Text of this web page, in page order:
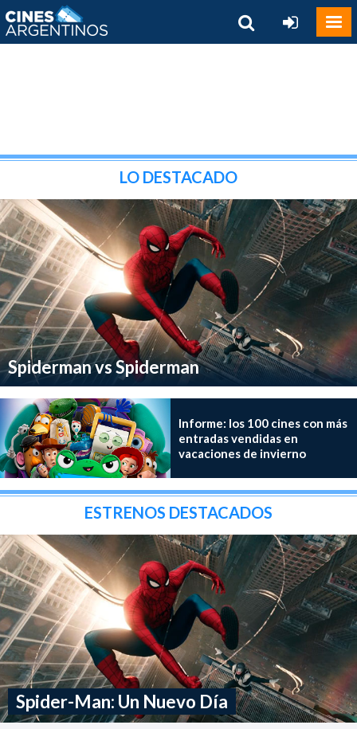
LO DESTACADO
Spiderman vs Spiderman
Informe: los 100 cines con más
entradas vendidas en
vacaciones de invierno
ESTRENOS DESTACADOS
Spider-Man: Un Nuevo Día